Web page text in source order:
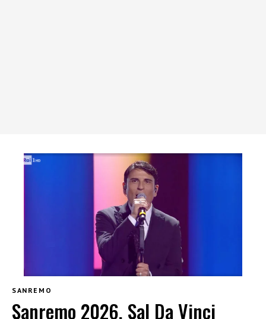
SANREMO
Sanremo 2026, Sal Da Vinci